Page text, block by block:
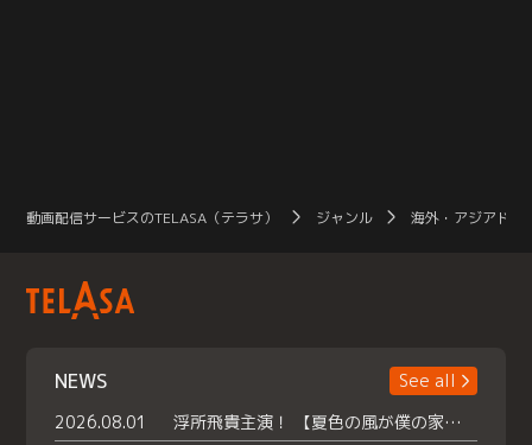
動画配信サービスのTELASA（テラサ） ジャンル 海外・アジアドラ
NEWS
See all
2026.08.01
浮所飛貴主演！ 【夏色の風が僕の家にやってきた】 本日よりテラサで独占配信スタート！